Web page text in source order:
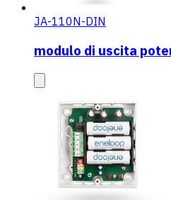
JA-110N-DIN
modulo di uscita